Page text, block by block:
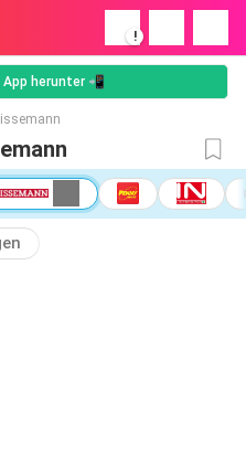
!
App herunter 📲